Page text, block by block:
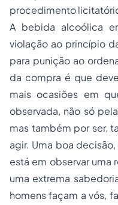
procedimento
A bebida alcoólica
violação ao princípio
para punição ao
da compra é que
mais ocasiões em
observada, não só
mas também por ser,
agir. Uma boa
está em observar uma
uma extrema
homens façam a vós,